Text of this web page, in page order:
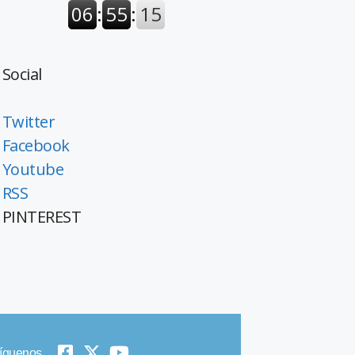
Social
Twitter
Facebook
Youtube
RSS
PINTEREST